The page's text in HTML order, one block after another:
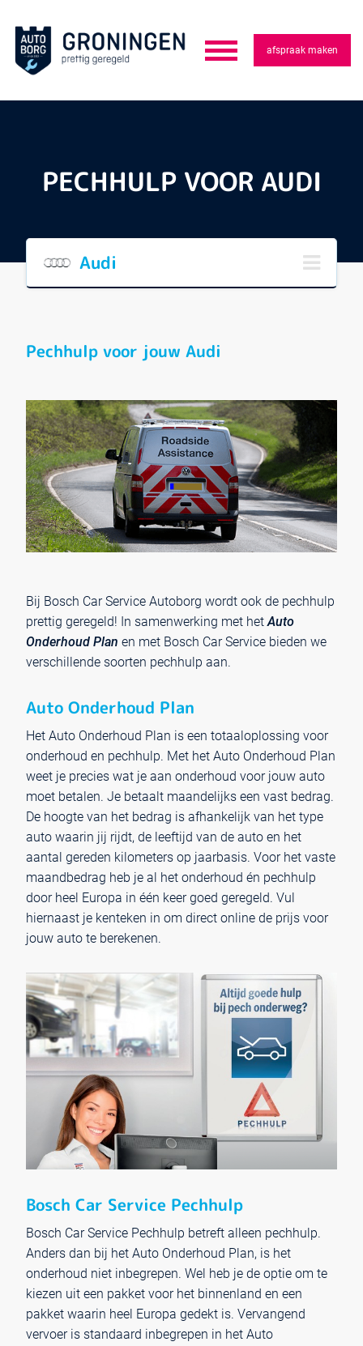
afspraak maken
PECHHULP VOOR AUDI
Audi
Pechhulp voor jouw Audi
Bij Bosch Car Service Autoborg wordt ook de pechhulp
prettig geregeld! In samenwerking met het Auto
Onderhoud Plan en met Bosch Car Service bieden we
verschillende soorten pechhulp aan.
Auto Onderhoud Plan
Het Auto Onderhoud Plan is een totaaloplossing voor
onderhoud en pechhulp. Met het Auto Onderhoud Plan
weet je precies wat je aan onderhoud voor jouw auto
moet betalen. Je betaalt maandelijks een vast bedrag.
De hoogte van het bedrag is afhankelijk van het type
auto waarin jij rijdt, de leeftijd van de auto en het
aantal gereden kilometers op jaarbasis. Voor het vaste
maandbedrag heb je al het onderhoud én pechhulp
door heel Europa in één keer goed geregeld. Vul
hiernaast je kenteken in om direct online de prijs voor
jouw auto te berekenen.
Bosch Car Service Pechhulp
Bosch Car Service Pechhulp betreft alleen pechhulp.
Anders dan bij het Auto Onderhoud Plan, is het
onderhoud niet inbegrepen. Wel heb je de optie om te
kiezen uit een pakket voor het binnenland en een
pakket waarin heel Europa gedekt is. Vervangend
vervoer is standaard inbegrepen in het Auto